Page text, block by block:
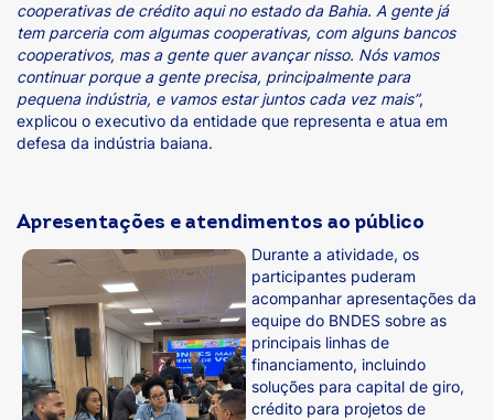
cooperativas de crédito aqui no estado da Bahia. A gente já
tem parceria com algumas cooperativas, com alguns bancos
cooperativos, mas a gente quer avançar nisso. Nós vamos
continuar porque a gente precisa, principalmente para
pequena indústria, e vamos estar juntos cada vez mais”,
explicou o executivo da entidade que representa e atua em
defesa da indústria baiana.
Apresentações e atendimentos ao público
Durante a atividade, os
participantes puderam
acompanhar apresentações da
equipe do BNDES sobre as
principais linhas de
financiamento, incluindo
soluções para capital de giro,
crédito para projetos de